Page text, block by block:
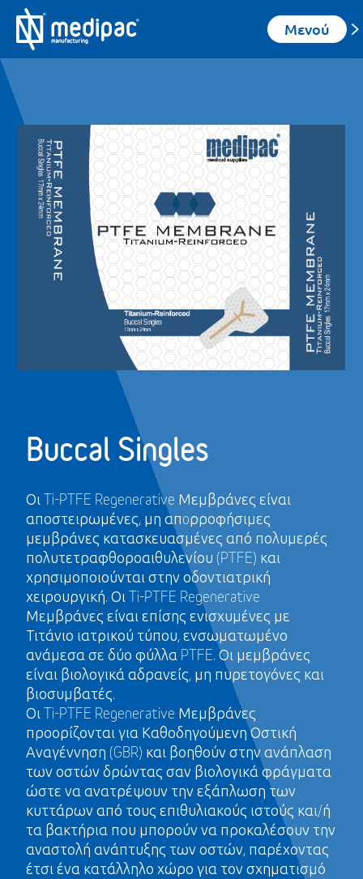
Μενού
Buccal Singles
Οι Ti-PTFE Regenerative Μεμβράνες είναι
αποστειρωμένες, μη απoρροφήσιμες
μεμβράνες κατασκευασμένες από πολυμερές
πολυτετραφθοροαιθυλενίου (PTFE) και
χρησιμοποιούνται στην οδοντιατρική
χειρουργική. Οι Ti-PTFE Regenerative
Μεμβράνες είναι επίσης ενισχυμένες με
Τιτάνιο ιατρικού τύπου, ενσωματωμένο
ανάμεσα σε δύο φύλλα PTFE. Οι μεμβράνες
είναι βιολογικά αδρανείς, μη πυρετογόνες και
βιοσυμβατές.
Οι Ti-PTFE Regenerative Μεμβράνες
προορίζονται για Καθοδηγούμενη Οστική
Αναγέννηση (GBR) και βοηθούν στην ανάπλαση
των οστών δρώντας σαν βιολογικά φράγματα
ώστε να ανατρέψουν την εξάπλωση των
κυττάρων από τους επιθυλιακούς ιστούς και/ή
τα βακτήρια που μπορούν να προκαλέσουν την
αναστολή ανάπτυξης των οστών, παρέχοντας
έτσι ένα κατάλληλο χώρο για τον σχηματισμό